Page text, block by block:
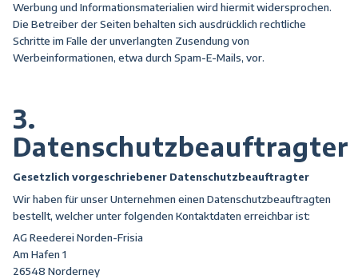
Werbung und Informationsmaterialien wird hiermit widersprochen.
Die Betreiber der Seiten behalten sich ausdrücklich rechtliche
Schritte im Falle der unverlangten Zusendung von
Werbeinformationen, etwa durch Spam-E-Mails, vor.
3.
Datenschutzbeauftragter
Gesetzlich vorgeschriebener Datenschutzbeauftragter
Wir haben für unser Unternehmen einen Datenschutzbeauftragten
bestellt, welcher unter folgenden Kontaktdaten erreichbar ist:
AG Reederei Norden-Frisia
Am Hafen 1
26548 Norderney